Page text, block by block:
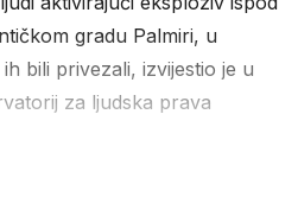
gradu Palmiri, u
bili privezali, izvijestio je u
za ljudska prava